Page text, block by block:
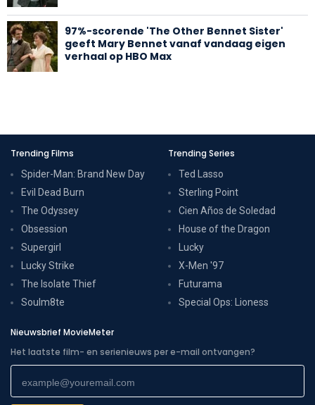
97%-scorende 'The Other Bennet Sister'
geeft Mary Bennet vanaf vandaag eigen
verhaal op HBO Max
Trending Films
Spider-Man: Brand New Day
Evil Dead Burn
The Odyssey
Obsession
Supergirl
Lucky Strike
The Isolate Thief
Soulm8te
Trending Series
Ted Lasso
Sterling Point
Cien Años de Soledad
House of the Dragon
Lucky
X-Men '97
Futurama
Special Ops: Lioness
Nieuwsbrief MovieMeter
Het laatste film- en serienieuws per e-mail ontvangen?